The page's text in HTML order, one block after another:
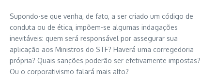
Supondo-se que venha, de fato, a ser criado um código de
conduta ou de ética, impõem-se algumas indagações
inevitáveis: quem será responsável por assegurar sua
aplicação aos Ministros do STF? Haverá uma corregedoria
própria? Quais sanções poderão ser efetivamente impostas?
Ou o corporativismo falará mais alto?